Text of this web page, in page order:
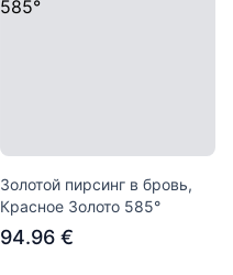
Золотой пирсинг в бровь,
Красное Золото 585°
94.96 €